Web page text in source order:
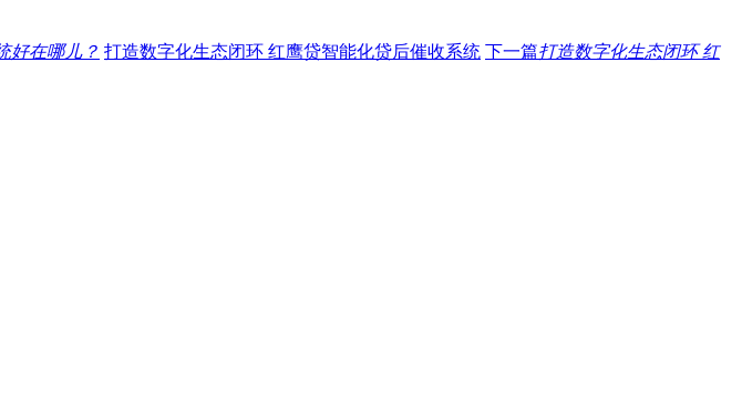
好在哪儿？ 打造数字化生态闭环 红鹰贷智能化贷后催收系统 下一篇打造数字化生态闭环 红